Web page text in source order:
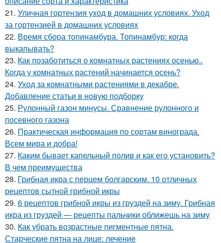
21. Уличная гортензия уход в домашних условиях. Уход
за гортензией в домашних условиях
22. Время сбора топинамбура. Топинамбур: когда
выкапывать?
23. Как позаботиться о комнатных растениях осенью..
Когда у комнатных растений начинается осень?
24. Уход за комнатными растениями в декабре.
Добавление статьи в новую подборку
25. Рулонный газон минусы. Сравнение рулонного и
посевного газона
26. Практическая информация по сортам винограда.
Всем мира и добра!
27. Каким бывает капельный полив и как его установить?
В чем преимущества
28. Грибная икра с перцем болгарским. 10 отличных
рецептов сытной грибной икры
29. 6 рецептов грибной икры из груздей на зиму. Грибная
икра из груздей — рецепты пальчики оближешь на зиму
30. Как убрать возрастные пигментные пятна.
Старческие пятна на лице: лечение